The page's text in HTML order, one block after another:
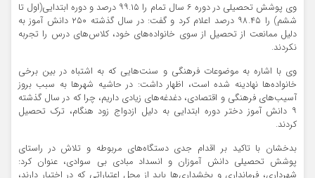
وی پوشش تحصیلی در دوره ۶ سال تمام را ۹۹.۱۵ درصد و دوره ابتدایی(اول تا
ششم) را ۹۸.۴۵ درصد اعلام کرد و گفت: در سال گذشته ۲۵۰ دانش آموز به
دلیل ممانعت از تحصیل از سوی خانواده‌های خود، کلاس‌های درس را تجربه
نکردند.
وی با اشاره به موضوعات فرهنگی و سنت‌هایی که به اشتباه در بین برخی
خانواده‌ها نهادینه شده است، اظهار داشت: در حاشیه شهرها به سبب بروز
آسیب‌های فرهنگی و اقتصادی، دغدغه‌های زیادی داریم، چرا که در سال گذشته
۹ دانش آموز دختر دوره ابتدایی به دلیل ازدواج زود هنگام، ترک تحصیل
کردند.
بدخشان با تاکید بر اقدام جدی دستگاه‌های مربوطه و تلاش در راستای
پوشش تحصیلی دانش آموزان و انسداد مبادی بی سوادی، عنوان کرد: